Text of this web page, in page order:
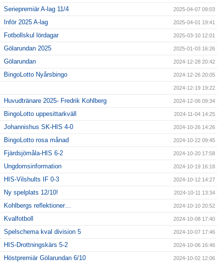
Seriepremiär A-lag 11/4 2025-04-07 09:03
Inför 2025 A-lag 2025-04-01 19:41
Fotbollskul lördagar 2025-03-10 12:01
Gölarundan 2025 2025-01-03 16:26
Gölarundan 2024-12-28 20:42
BingoLotto Nyårsbingo 2024-12-26 20:05
2024-12-19 19:22
Huvudtränare 2025- Fredrik Kohlberg 2024-12-06 09:34
BingoLotto uppesittarkväll 2024-11-04 14:25
Johannishus SK-HIS 4-0 2024-10-26 14:26
BingoLotto rosa månad 2024-10-22 09:45
Fjärdsjömåla-HIS 6-2 2024-10-20 17:58
Ungdomsinformation 2024-10-19 16:18
HIS-Vilshults IF 0-3 2024-10-12 14:27
Ny spelplats 12/10! 2024-10-11 13:34
Kohlbergs reflektioner… 2024-10-10 20:52
Kvalfotboll 2024-10-08 17:40
Spelschema kval division 5 2024-10-07 17:46
HIS-Drottningskärs 5-2 2024-10-06 16:46
Höstpremiär Gölarundan 6/10 2024-10-02 12:06